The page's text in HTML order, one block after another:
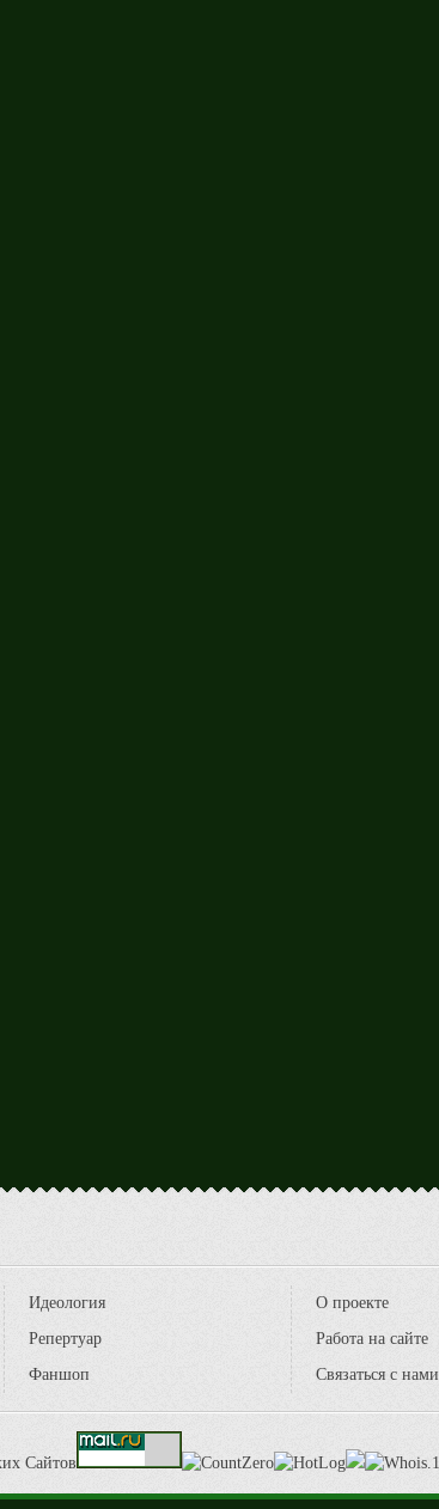
Идеология
Репертуар
Фаншоп
О проекте
Работа на сайте
Связаться с нами